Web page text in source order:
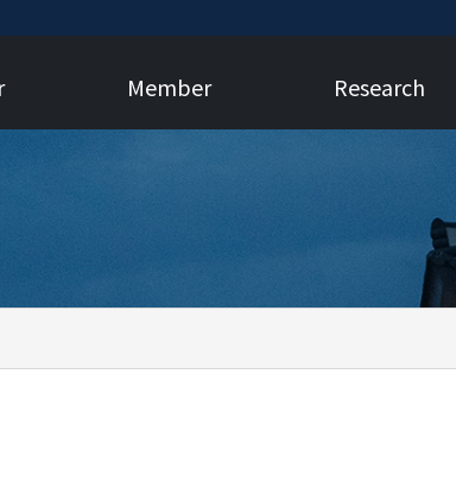
Member Research